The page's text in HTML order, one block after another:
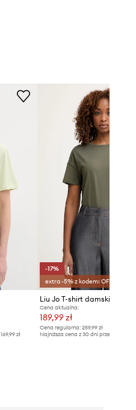
169,99 zł
-17%
extra -5% z kodem: OFF*
Liu Jo T-shirt damski
Cena aktualna:
189,99 zł
Cena regularna: 259,99 zł
Najniższa cena z 30 dni przed obniżką: